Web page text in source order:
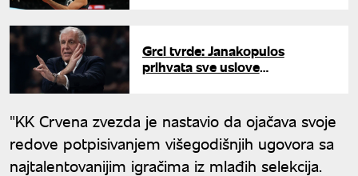
Grci tvrde: Janakopulos
prihvata sve uslove
"KK Crvena zvezda je nastavio da ojačava svoje
redove potpisivanjem višegodišnjih ugovora sa
najtalentovanijim igračima iz mlađih selekcija.